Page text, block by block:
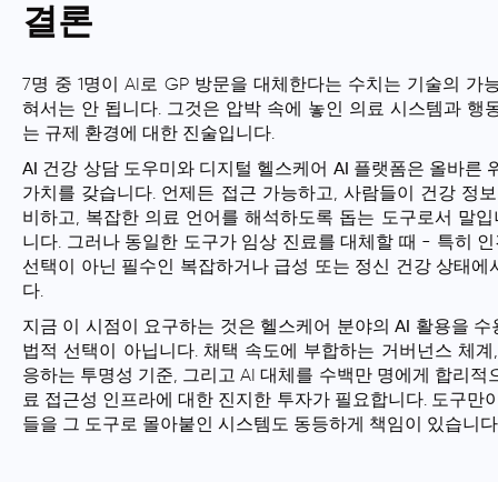
결론
7명 중 1명이 AI로 GP 방문을 대체한다는 수치는 기술의 가
혀서는 안 됩니다. 그것은 압박 속에 놓인 의료 시스템과 행
는 규제 환경에 대한 진술입니다.
AI 건강 상담 도우미 와 디지털 헬스케어 AI 플랫폼은 올바른
가치를 갖습니다. 언제든 접근 가능하고, 사람들이 건강 정
비하고, 복잡한 의료 언어를 해석하도록 돕는 도구로서 말
니다. 그러나 동일한 도구가 임상 진료를 대체할 때 - 특히
선택이 아닌 필수인 복잡하거나 급성 또는 정신 건강 상태
다.
지금 이 시점이 요구하는 것은 헬스케어 분야의 AI 활용을 수
법적 선택이 아닙니다. 채택 속도에 부합하는 거버넌스 체
응하는 투명성 기준, 그리고 AI 대체를 수백만 명에게 합리적
료 접근성 인프라에 대한 진지한 투자가 필요합니다. 도구만
들을 그 도구로 몰아붙인 시스템도 동등하게 책임이 있습니